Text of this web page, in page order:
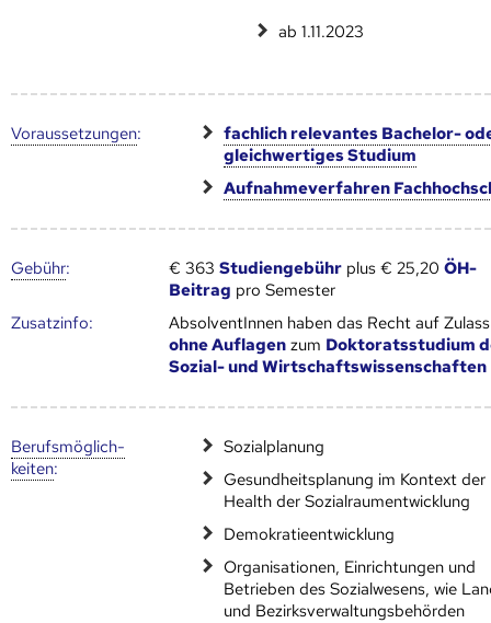
ab 1.11.2023
Voraus­setzungen:
fachlich relevantes Bachelor-
gleichwertiges Studium
Aufnahmeverfahren
Gebühr: € 363Studiengebühr plus € 25,20ÖH-
Beitrag pro Semester
Zusatz­info:
AbsolventInnen haben das Recht auf
ohne Auflagen zum Doktoratsstudium
Sozial- und Wirtschaftswissenschaften
Berufs­möglich­
keiten:
Sozialplanung
Gesundheitsplanung im Kontext der
Health der Sozialraumentwicklung
Demokratieentwicklung
Organisationen, Einrichtungen und
Betrieben des Sozialwesens, wie
und Bezirksverwaltungsbehörden